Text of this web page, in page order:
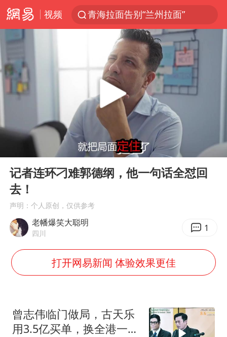
视频
青海拉面告别“兰州拉面”
台风白海豚登陆地点更新
台风白海豚进入48小时警戒线
台风白海豚影响中国已成定局
看守所辅警收受10万获刑1年
多地要求领导干部带头休假
宇树科技发行价格150.80元/股
今年已有4位周星驰电影配角去世
哪吒汽车南宁工厂设备降价20%拍卖
五粮液渠道价一箱上涨近百元
泰国一女公务员妆容引争议 本人回应
Play
00:00
记者连环刁难郭德纲，他一句话全怼回
去！
声明：个人原创，仅供参考
老幡爆笑大聪明
四川 1
打开网易新闻 体验效果更佳
曾志伟临门做局，古天乐
用3.5亿买单，换全港一声